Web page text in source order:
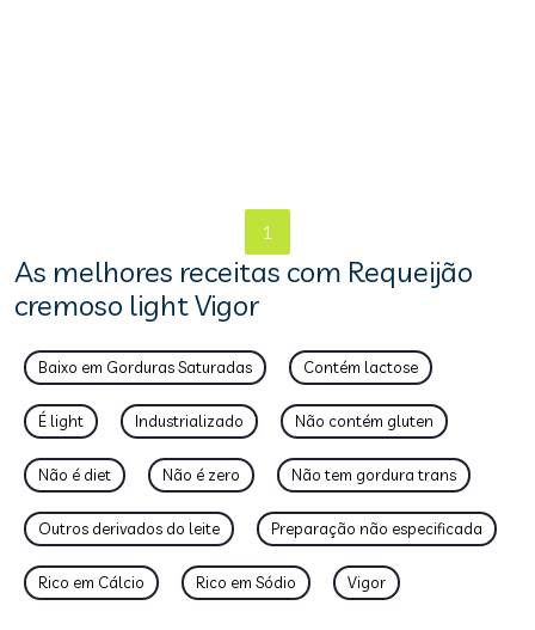
1
As melhores receitas com Requeijão
cremoso light Vigor
Baixo em Gorduras Saturadas Contém lactose
É light Industrializado Não contém gluten
Não é diet Não é zero Não tem gordura trans
Outros derivados do leite Preparação não especificada
Rico em Cálcio Rico em Sódio Vigor